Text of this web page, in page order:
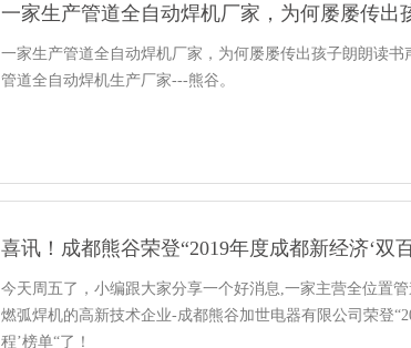
一家生产管道全自动焊机厂家，为何屡屡传出
一家生产管道全自动焊机厂家，为何屡屡传出孩子朗朗读书
管道全自动焊机生产厂家---熊谷。
喜讯！成都熊谷荣登“2019年度成都新经济‘双
今天周五了，小编跟大家分享一个好消息,一家主营全位置
燃弧焊机的高新技术企业-成都熊谷加世电器有限公司荣登
程’榜单“了！